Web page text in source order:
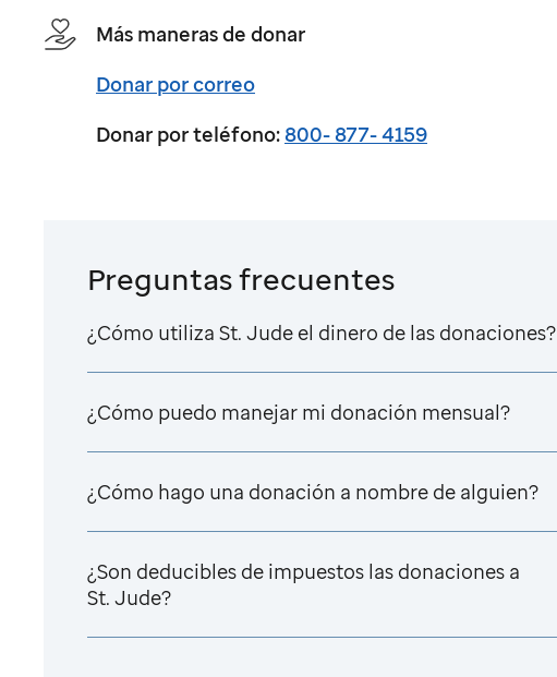
Más maneras de donar
Donar por correo
Donar por teléfono:800- 877- 4159
Preguntas frecuentes
¿Cómo utiliza St. Jude el dinero de las donaciones?
¿Cómo puedo manejar mi donación mensual?
¿Cómo hago una donación a nombre de alguien?
¿Son deducibles de impuestos las donaciones a
St. Jude?